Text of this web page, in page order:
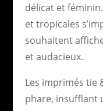
délicat et
et tropicales
souhaitent
et audacieux.
Les imprimés tie
phare, insufflant